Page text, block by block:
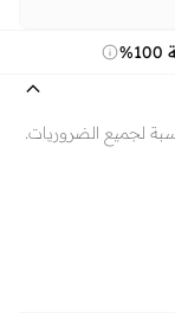
لجميع الضروريات.